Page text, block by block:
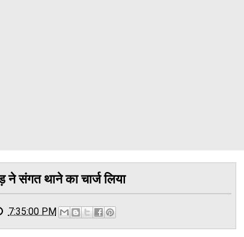
संगत थाने का चार्ज लिया
7:35:00 PM